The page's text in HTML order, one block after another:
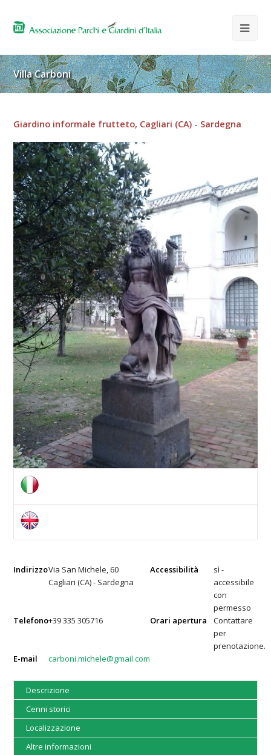
Villa Carboni
Giardino informale frutteto, Cagliari (CA) - Sardegna
IndirizzoVia San Michele, 60
Cagliari (CA) - Sardegna
Accessibilità
sì -
accessibile
con
permesso
Telefono+39 335 305716 Orari apertura
Contattare
per
prenotazione.
E-mail
carboni.michele@gmail.com
Descrizione
Cenni storici
Localizzazione
Altre informazioni